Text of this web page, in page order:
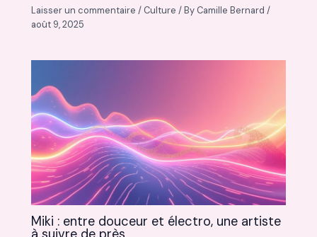
Laisser un commentaire / Culture / By Camille Bernard/
août 9, 2025
Miki : entre douceur et électro, une artiste